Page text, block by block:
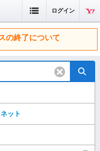
ログイン
の終了について
ット